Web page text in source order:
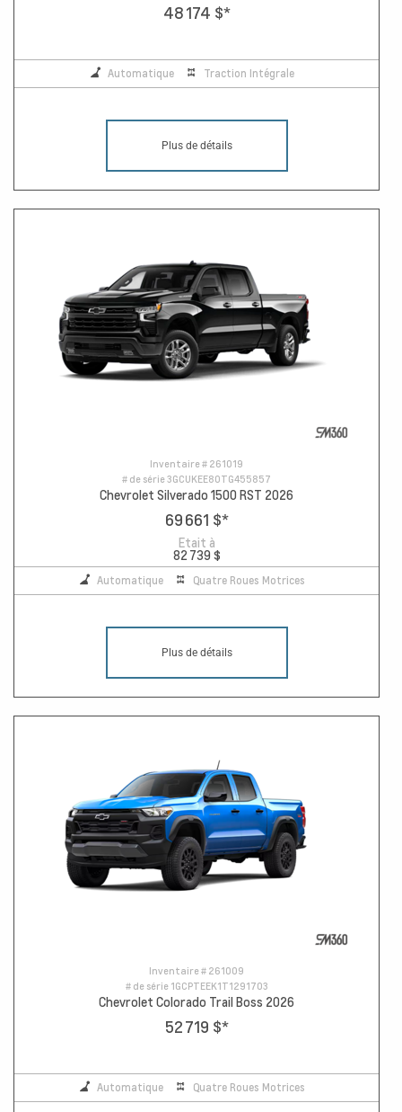
48 174 $*
Automatique Traction Intégrale
Plus de détails
Inventaire # 261019
# de série3GCUKEE80TG455857
Chevrolet Silverado 1500 RST 2026
69 661 $*
Etait à
82 739 $
Automatique Quatre Roues Motrices
Plus de détails
Inventaire # 261009
# de série 1GCPTEEK1T1291703
Chevrolet Colorado Trail Boss 2026
52 719 $*
Automatique Quatre Roues Motrices